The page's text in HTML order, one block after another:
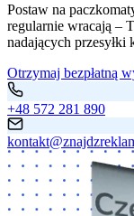
Postaw na
regularnie wracają –
nadających przesyłki
Otrzymaj bezpłatną
+48 572 281 890